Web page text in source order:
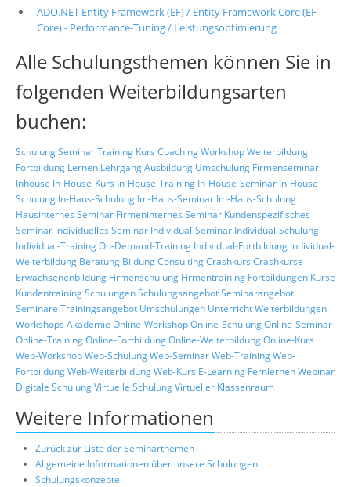
ADO.NET Entity Framework (EF) / Entity Framework Core (EF
Core) - Performance-Tuning / Leistungsoptimierung
Alle Schulungsthemen können Sie in
folgenden Weiterbildungsarten
buchen:
SchulungSeminarTraining Kurs CoachingWorkshopWeiterbildung
Fortbildung Lernen LehrgangAusbildung Umschulung Firmenseminar
Inhouse In-House-Kurs In-House-Training In-House-Seminar In-House-
Schulung In-Haus-Schulung Im-Haus-Seminar Im-Haus-Schulung
Hausinternes Seminar Firmeninternes Seminar Kundenspezifisches
Seminar Individuelles Seminar Individual-Seminar Individual-Schulung
Individual-TrainingOn-Demand-Training Individual-Fortbildung Individual-
Weiterbildung Beratung BildungConsultingCrashkurs Crashkurse
Erwachsenenbildung Firmenschulung Firmentraining Fortbildungen Kurse
KundentrainingSchulungenSchulungsangebotSeminarangebot
Seminare Trainingsangebot Umschulungen UnterrichtWeiterbildungen
Workshops Akademie Online-WorkshopOnline-SchulungOnline-Seminar
Online-TrainingOnline-FortbildungOnline-WeiterbildungOnline-Kurs
Web-WorkshopWeb-SchulungWeb-SeminarWeb-TrainingWeb-
FortbildungWeb-WeiterbildungWeb-Kurs E-Learning FernlernenWebinar
Digitale SchulungVirtuelle SchulungVirtueller Klassenraum
Weitere Informationen
Zurück zur Liste der Seminarthemen
Allgemeine Informationen über unsere Schulungen
Schulungskonzepte